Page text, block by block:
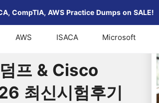
CompTIA, AWS Practice Dumps on SALE!
AWS ISACA Microsoft
Security Core Exam 2026 최신시험후
프 & Cisco
최신시험후기